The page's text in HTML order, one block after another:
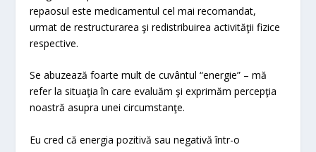
repaosul este medicamentul cel mai recomandat,
urmat de restructurarea şi redistribuirea activităţii fizice
respective.
Se abuzează foarte mult de cuvântul “energie” – mă
refer la situaţia în care evaluăm şi exprimăm percepţia
noastră asupra unei circumstanţe.
Eu cred că energia pozitivă sau negativă într-o